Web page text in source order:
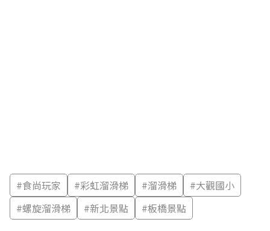
#食尚玩家 #彩虹溜滑梯 #溜滑梯 #大觀國小
#螺旋溜滑梯 #新北景點 #板橋景點